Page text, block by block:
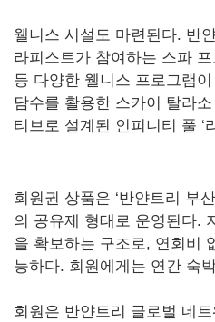
웰니스 시설도 마련된다. 반
라피스트가 참여하는 스파
등 다양한 웰니스 프로그램
담수를 활용한 스카이 탈라
티브로 설계된 인피니티 풀 ‘
회원권 상품은 ‘반얀트리 부
의 공유제 형태로 운영된다.
을 확보하는 구조로, 연회비
능하다. 회원에게는 연간 숙
회원은 반얀트리 글로벌 네